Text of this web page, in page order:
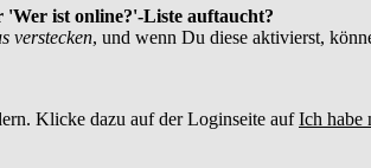
'Wer ist online?'-Liste auftaucht?
verstecken, und wenn Du diese aktivierst,
Klicke dazu auf der Loginseite aufIch habe